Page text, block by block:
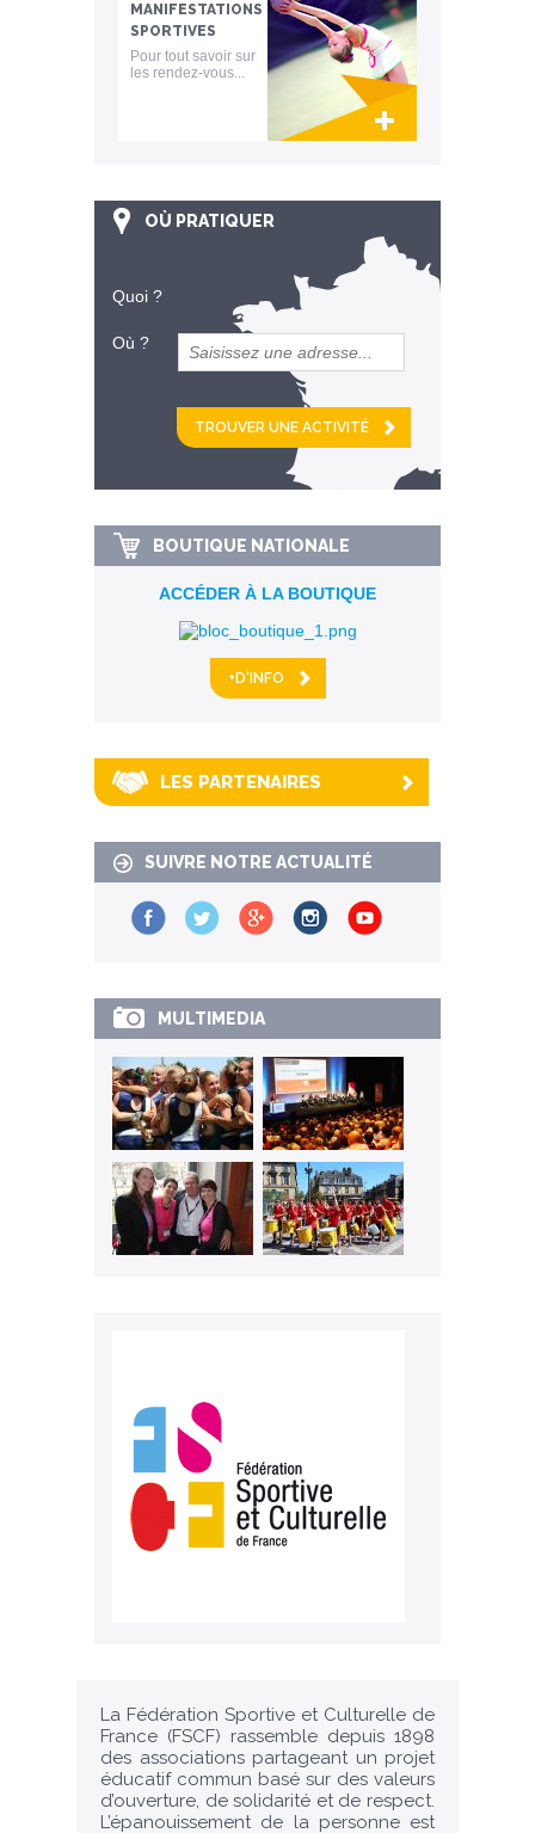
MANIFESTATIONS
SPORTIVES
Pour tout savoir sur
les rendez-vous...
OÙ PRATIQUER
Quoi ?
Où ?
et
km alentour
BOUTIQUE NATIONALE
ACCÉDER À LA BOUTIQUE
+D'INFO
LES PARTENAIRES
SUIVRE NOTRE ACTUALITÉ
MULTIMEDIA
La Fédération Sportive et Culturelle de
France (FSCF) rassemble depuis 1898
des associations partageant un projet
éducatif commun basé sur des valeurs
d’ouverture, de solidarité et de respect.
L’épanouissement de la personne est